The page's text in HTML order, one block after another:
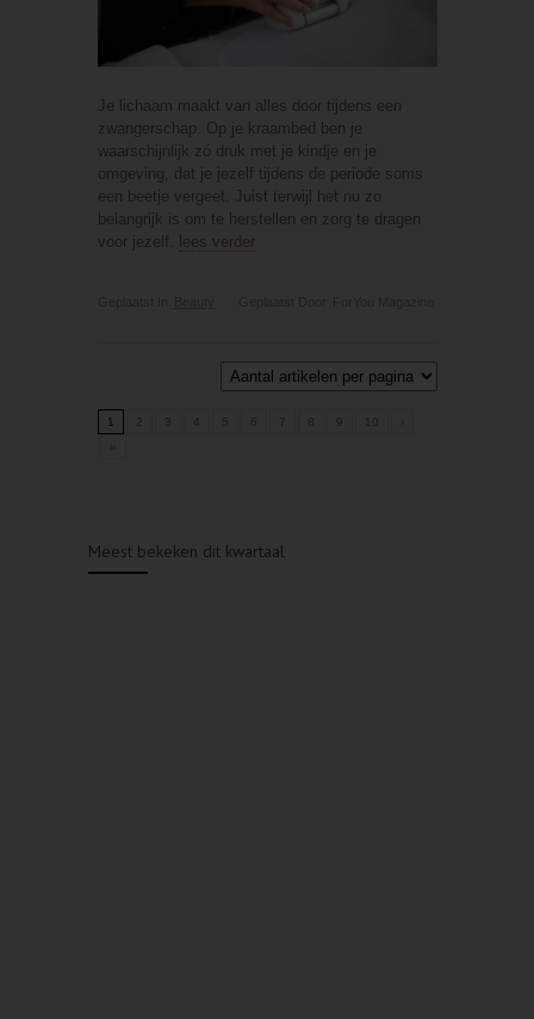
Je lichaam maakt van alles door tijdens een
zwangerschap. Op je kraambed ben je
waarschijnlijk zó druk met je kindje en je
omgeving, dat je jezelf tijdens de periode soms
een beetje vergeet. Juist terwijl het nu zo
belangrijk is om te herstellen en zorg te dragen
voor jezelf. lees verder
1 2 3 4 5 6 7 8 9 10
Meest bekeken dit kwartaal